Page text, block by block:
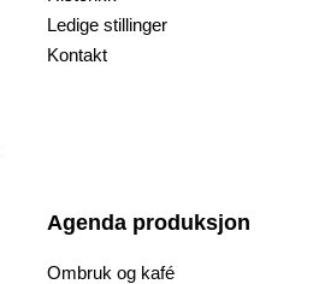
Ledige stillinger
Kontakt
Agenda produksjon
Ombruk og kafé